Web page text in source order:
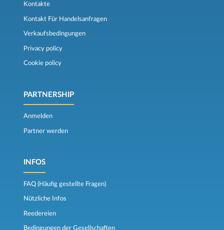
Kontakte
Kontakt Für Handelsanfragen
Verkaufsbedingungen
Privacy policy
Cookie policy
PARTNERSHIP
Anmelden
Partner werden
INFOS
FAQ (Häufig gestellte Fragen)
Nützliche Infos
Reedereien
Bedingungen der Gesellschaften